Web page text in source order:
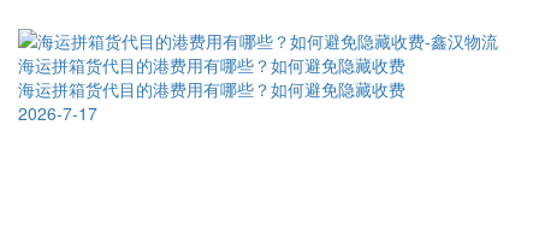
海运拼箱货代目的港费用有哪些？如何避免隐藏收费
海运拼箱货代目的港费用有哪些？如何避免隐藏收费
2026-7-17